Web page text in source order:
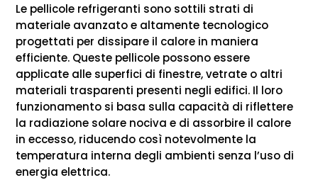
Le pellicole refrigeranti sono sottili strati di
materiale avanzato e altamente tecnologico
progettati per dissipare il calore in maniera
efficiente. Queste pellicole possono essere
applicate alle superfici di finestre, vetrate o altri
materiali trasparenti presenti negli edifici. Il loro
funzionamento si basa sulla capacità di riflettere
la radiazione solare nociva e di assorbire il calore
in eccesso, riducendo così notevolmente la
temperatura interna degli ambienti senza l’uso di
energia elettrica.